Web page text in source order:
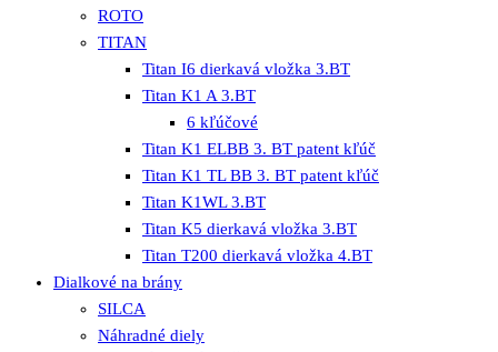
ROTO
TITAN
Titan I6 dierkavá vložka 3.BT
Titan K1 A 3.BT
6 kľúčové
Titan K1 ELBB 3. BT patent kľúč
Titan K1 TL BB 3. BT patent kľúč
Titan K1WL 3.BT
Titan K5 dierkavá vložka 3.BT
Titan T200 dierkavá vložka 4.BT
Dialkové na brány
SILCA
Náhradné diely